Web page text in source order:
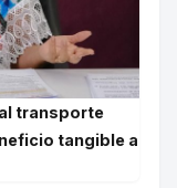
transporte
tangible a